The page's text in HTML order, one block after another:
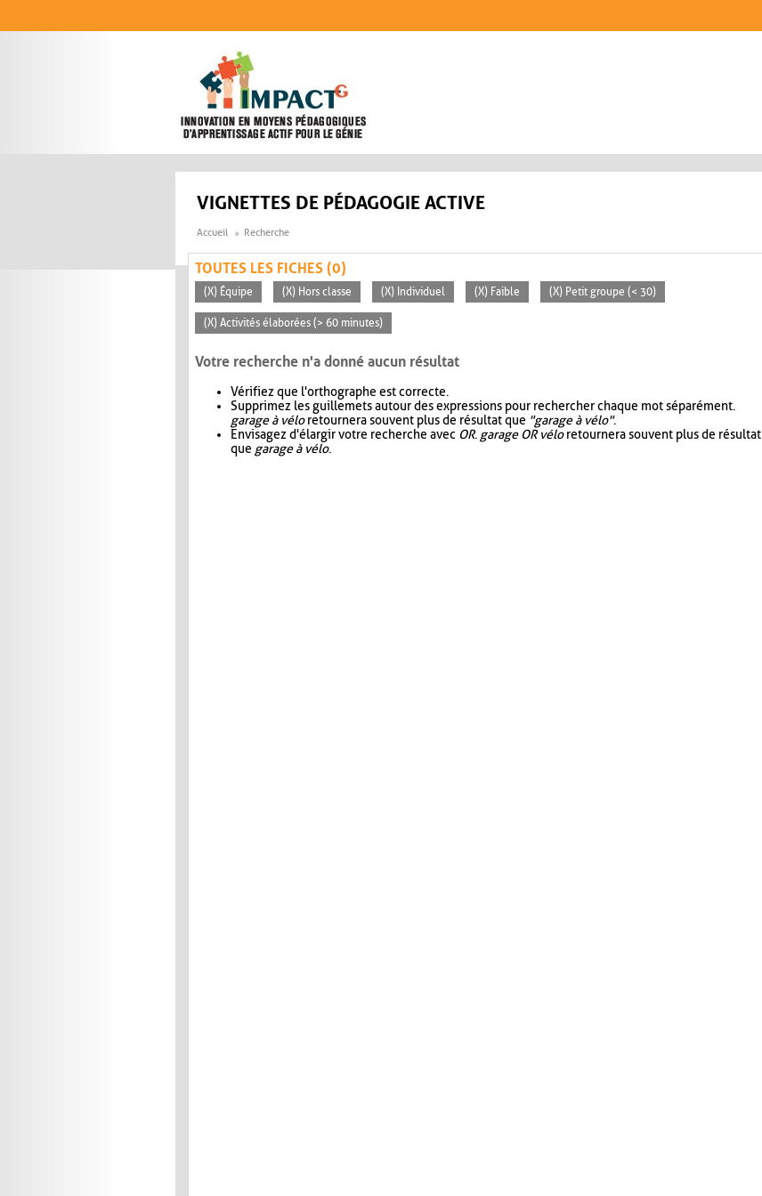
VIGNETTES DE PÉDAGOGIE ACTIVE
Accueil Recherche
TOUTES LES FICHES (0)
(X) Équipe (X) Hors classe (X) Individuel (X) Faible (X) Petit groupe (< 30)
(X) Activités élaborées (> 60 minutes)
Votre recherche n'a donné aucun résultat
Vérifiez que l'orthographe est correcte.
Supprimez les guillemets autour des expressions pour rechercher chaque mot séparément.
garage à véloretournera souvent plus de résultat que "garage à vélo".
Envisagez d'élargir votre recherche avec OR. garage OR véloretournera souvent plus de résultat
que garage à vélo.